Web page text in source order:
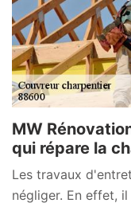
MW
qui répare la
Les travaux
négliger. En effet,